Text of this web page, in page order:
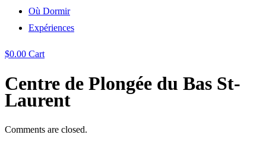
Où Dormir
Expériences
$0.00 Cart
Centre de Plongée du Bas St-
Laurent
Comments are closed.